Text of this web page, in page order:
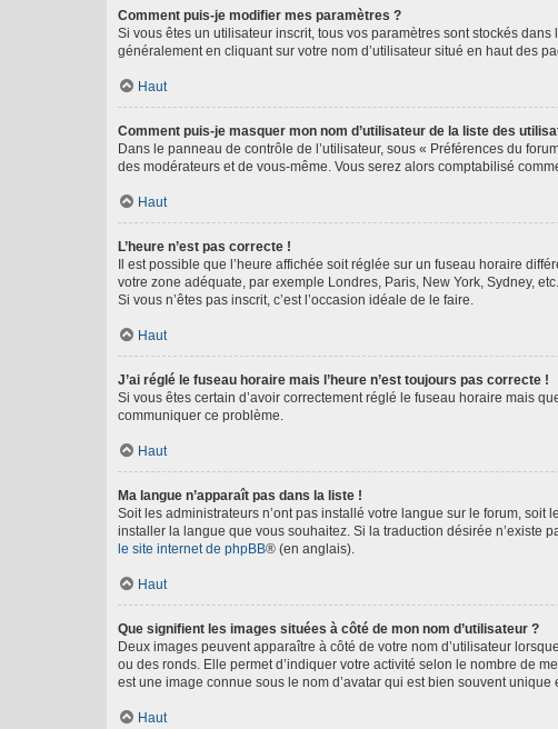
Comment puis-je modifier mes paramètres ?
Si vous êtes un utilisateur inscrit, tous vos paramètres sont stockés
généralement en cliquant sur votre nom d’utilisateur situé en haut des
Haut
Comment puis-je masquer mon nom d’utilisateur de la liste des
Dans le panneau de contrôle de l’utilisateur, sous « Préférences du
des modérateurs et de vous-même. Vous serez alors comptabilisé
Haut
L’heure n’est pas correcte !
Il est possible que l’heure affichée soit réglée sur un fuseau horaire
votre zone adéquate, par exemple Londres, Paris, New York, Sydney,
Si vous n’êtes pas inscrit, c’est l’occasion idéale de le faire.
Haut
J’ai réglé le fuseau horaire mais l’heure n’est toujours pas correcte !
Si vous êtes certain d’avoir correctement réglé le fuseau horaire mais
communiquer ce problème.
Haut
Ma langue n’apparaît pas dans la liste !
Soit les administrateurs n’ont pas installé votre langue sur le forum, soit
installer la langue que vous souhaitez. Si la traduction désirée n’existe
le site internet de phpBB® (en anglais).
Haut
Que signifient les images situées à côté de mon nom d’utilisateur ?
Deux images peuvent apparaître à côté de votre nom d’utilisateur
ou des ronds. Elle permet d’indiquer votre activité selon le nombre de
est une image connue sous le nom d’avatar qui est bien souvent
Haut